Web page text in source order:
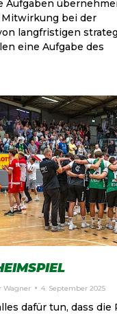
Aufgaben
bei der
langfristigen
eine Aufgabe des
Wagner 4. September 2025
dafür tun, dass die